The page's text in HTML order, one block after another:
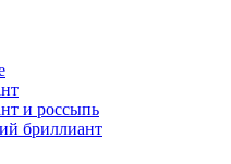
и россыпь
бриллиант